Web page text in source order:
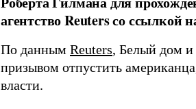
агентство Reuters со
По данным Reuters, Белый дом и
призывом отпустить
власти.